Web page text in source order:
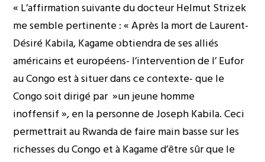
« L’affirmation suivante du docteur Helmut Strizek
me semble pertinente : « Après la mort de Laurent-
Désiré Kabila, Kagame obtiendra de ses alliés
américains et européens- l’intervention de l’ Eufor
au Congo est à situer dans ce contexte- que le
Congo soit dirigé par »un jeune homme
inoffensif », en la personne de Joseph Kabila. Ceci
permettrait au Rwanda de faire main basse sur les
richesses du Congo et à Kagame d’être sûr que le